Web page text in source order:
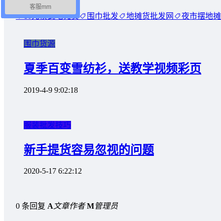
海报分享
10元模式地摊货 围巾批发 地摊货批发网 夜市摆地
围巾货源
夏季百变雪纺衫，送教学视频彩页
2019-4-9 9:02:18
服装批发技巧
新手提货容易忽视的问题
2020-5-17 6:22:12
0 条回复 A文章作者 M管理员
客服mm